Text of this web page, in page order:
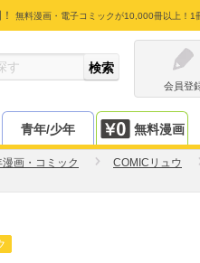
無料漫画・電子コミックが10,000冊以上！1
会員登
青年/少年 無料漫画
漫画・コミック COMICリュウ